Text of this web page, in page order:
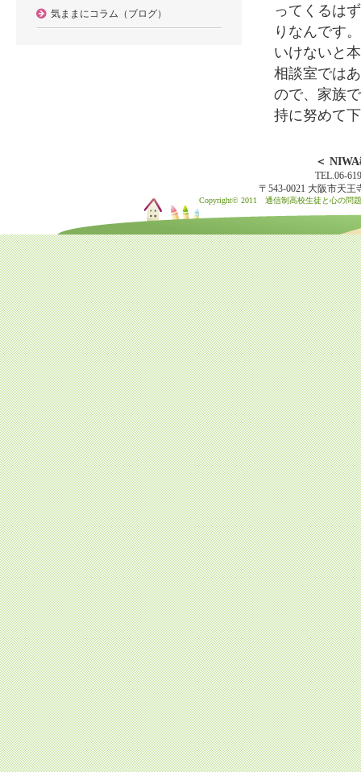
気ままにコラム（ブログ）
ってくるは
りなんです
いけないと
相談室では
ので、家族
持に努めて
＜
TEL.06-
〒543-0021 大阪市天
Copyright© 2011 通信制高校生徒と心の問